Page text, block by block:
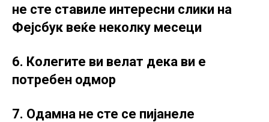
не сте ставиле интересни слики на
Фејсбук веќе неколку месеци
6. Колегите ви велат дека ви е
потребен одмор
7. Одамна не сте се пијанеле